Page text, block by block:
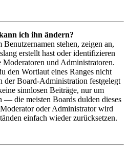
ich ihn ändern?
stehen, zeigen an,
erstellt hast oder identifizieren
Moderatoren und Administratoren.
den Wortlaut eines Ranges nicht
der Board-Administration festgelegt
sinnlosen Beiträge, nur um
— die meisten Boards dulden dieses
oder Administrator wird
einfach wieder zurücksetzen.